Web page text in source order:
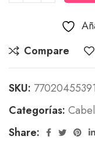
Compare
SKU:
Categorías:
Share: